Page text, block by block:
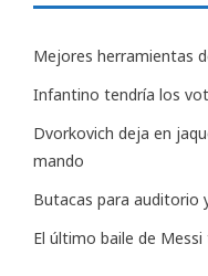
Mejores herramientas
Infantino tendría los
Dvorkovich deja en
mando
Butacas para auditorio
El último baile de